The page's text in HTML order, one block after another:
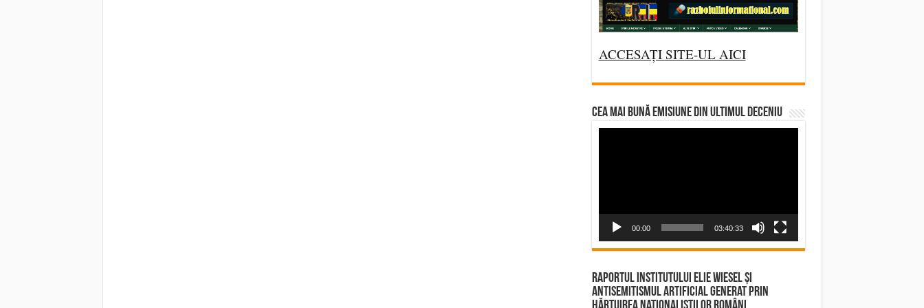
ACCESAȚI SITE-UL AICI
CEA MAI BUNĂ EMISIUNE DIN ULTIMUL DECENIU
00:00 03:40:33
Raportul Institutului Elie Wiesel și
Antisemitismul Artificial Generat prin